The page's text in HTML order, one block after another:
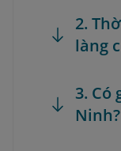
2.
làng
3. Có
Ninh?